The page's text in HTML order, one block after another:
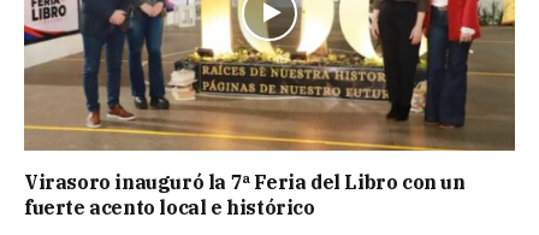
Virasoro inauguró la 7ª Feria del Libro con un
fuerte acento local e histórico